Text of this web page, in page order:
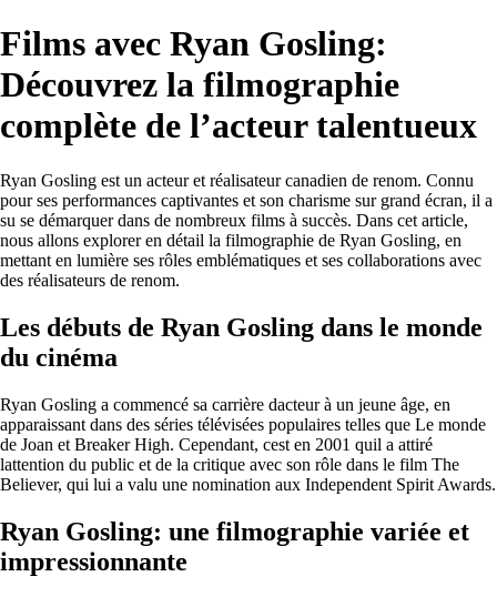
Films avec Ryan Gosling:
Découvrez la filmographie
complète de l’acteur talentueux
Ryan Gosling est un acteur et réalisateur canadien de renom. Connu
pour ses performances captivantes et son charisme sur grand écran, il a
su se démarquer dans de nombreux films à succès. Dans cet article,
nous allons explorer en détail la filmographie de Ryan Gosling, en
mettant en lumière ses rôles emblématiques et ses collaborations avec
des réalisateurs de renom.
Les débuts de Ryan Gosling dans le monde
du cinéma
Ryan Gosling a commencé sa carrière dacteur à un jeune âge, en
apparaissant dans des séries télévisées populaires telles que Le monde
de Joan et Breaker High. Cependant, cest en 2001 quil a attiré
lattention du public et de la critique avec son rôle dans le film The
Believer, qui lui a valu une nomination aux Independent Spirit Awards.
Ryan Gosling: une filmographie variée et
impressionnante